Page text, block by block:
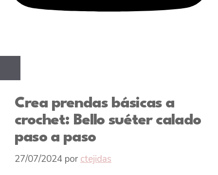
Crea prendas básicas a
crochet: Bello suéter calado
paso a paso
27/07/2024 por ctejidas